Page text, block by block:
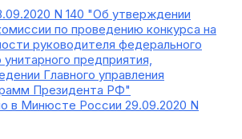
N 140 "Об утверждении
по проведению конкурса на
руководителя федерального
предприятия,
Главного управления
Президента РФ"
в Минюсте России 29.09.2020 N